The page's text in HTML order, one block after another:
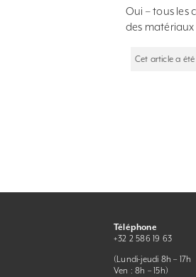
Oui – tous les
des matériaux
Cet article a été
Téléphone
+32 2 586 19 63
(Lundi-jeudi 8h – 17h
Ven : 8h – 15h)